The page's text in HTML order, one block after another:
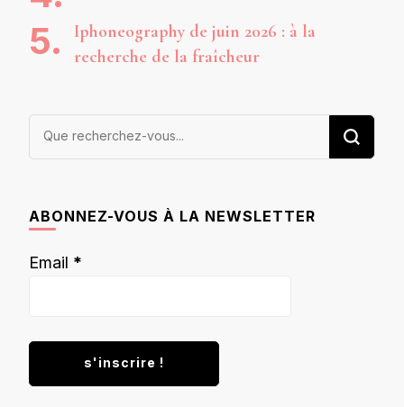
Iphoneography de juin 2026 : à la
recherche de la fraîcheur
Vous
ABONNEZ-VOUS À LA NEWSLETTER
Email *